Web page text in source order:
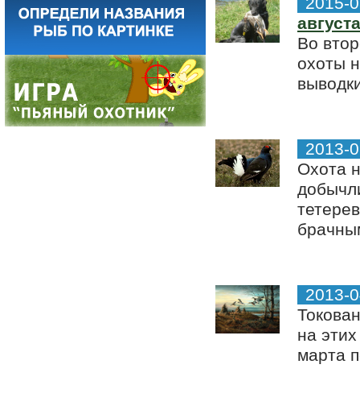
Во
охоты
2013-
Охота
2013-
на
марта